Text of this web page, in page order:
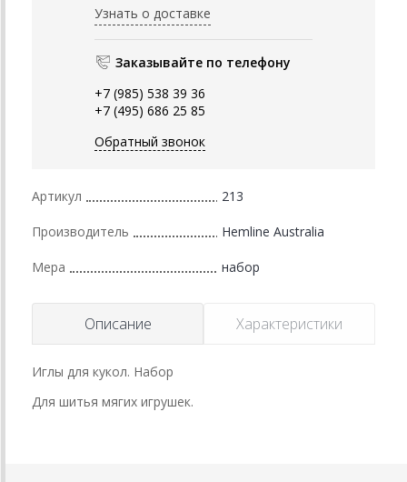
Узнать о доставке
Заказывайте по телефону
+7 (985) 538 39 36
+7 (495) 686 25 85
Обратный звонок
Артикул 213
Производитель Hemline Australia
Мера набор
Описание Характеристики
Иглы для кукол. Набор
Для шитья мягих игрушек.